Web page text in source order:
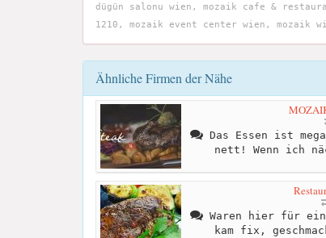
dügün salonu wien, mozaik cafe &
1210, mozaik event center wien, mozaik
Ähnliche Firmen der Nähe
Das Essen ist
nett! Wenn ich
Waren hier für ein
kam fix,